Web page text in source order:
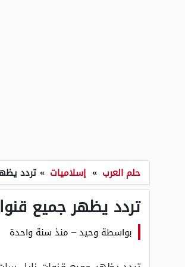
حلم العرب » إسلاميات » تردد
تردد يظهر جميع
بواسطة وحيد– منذ سنة واحدة